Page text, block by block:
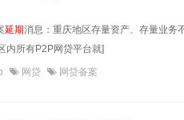
延期消息：重庆地区存量资产、存量业务
内所有P2P网贷平台就]
网贷 网贷备案